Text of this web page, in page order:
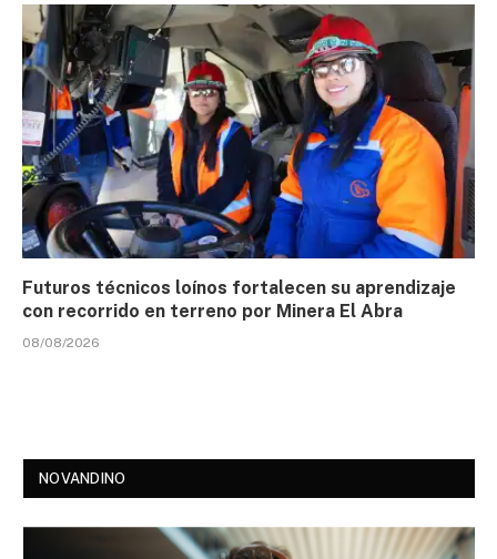
Futuros técnicos loínos fortalecen su aprendizaje
con recorrido en terreno por Minera El Abra
08/08/2026
NOVANDINO